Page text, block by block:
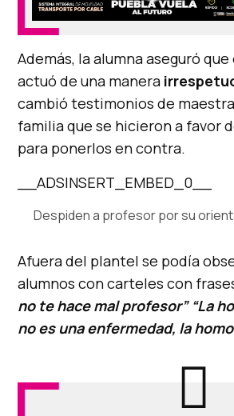
Además, la alumna aseguró que
actuó de una manera
cambió testimonios de
familia que se hicieron a favor
para ponerlos en contra.
__ADSINSERT_EMBED_0__
Despiden a profesor por su
Afuera del plantel se podía
alumnos con carteles con
no te hace mal profesor” “La
no es una enfermedad, la